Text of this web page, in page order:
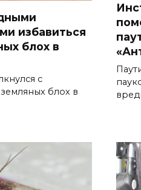
избавиться
блох в
с
блох в